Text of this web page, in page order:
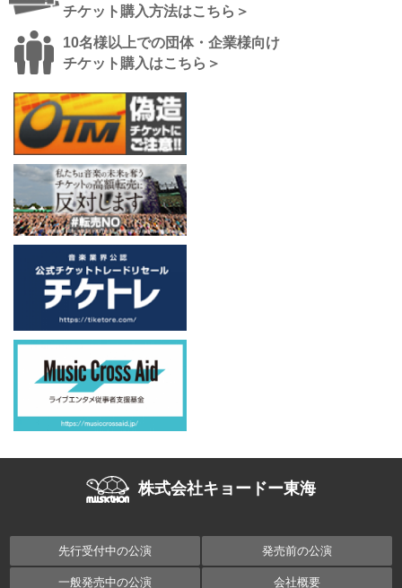
チケット購入方法はこちら＞
10名様以上での団体・企業様向け
チケット購入はこちら＞
株式会社キョードー東海
先行受付中の公演 発売前の公演
一般発売中の公演 会社概要